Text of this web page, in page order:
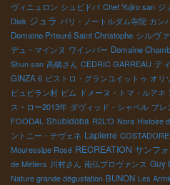
ヴィニュロン シュビドバ Chef Yujiro san ジ
Diak ジュラ パリ・ノートルダム寺院 カン
Domaine Prieuré Saint Christophe シルヴ
デュ・マインヌ ワインバー Domaine
Shun san 高橋さん CEDRIC GARREAU テ
GINZA 6 ビストロ・グランユイットゥ オリ
ピュピラン村 ビム ドメーヌ・トマ・ルアネ
ス・ロー2013年 ダヴィッド・シャペル ブレ
FOODAL Shubidoba R2L'O Nora Histoire
ントニー・テヴェネ Lapierre COSTADORE
Mouressipe Rosé RECREATION サンフ
de Métiers 川村さん 南仏プロヴァンス Guy
Nature grande dégustation BUNON Les